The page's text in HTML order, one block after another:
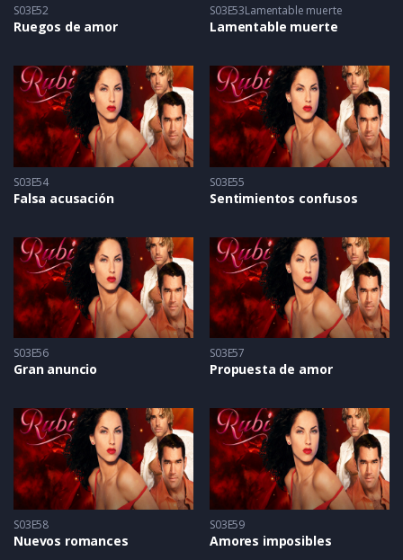
S03E52
Ruegos de amor
S03E53Lamentable muerte
Lamentable muerte
S03E54
Falsa acusación
S03E55
Sentimientos confusos
S03E56
Gran anuncio
S03E57
Propuesta de amor
S03E58
Nuevos romances
S03E59
Amores imposibles